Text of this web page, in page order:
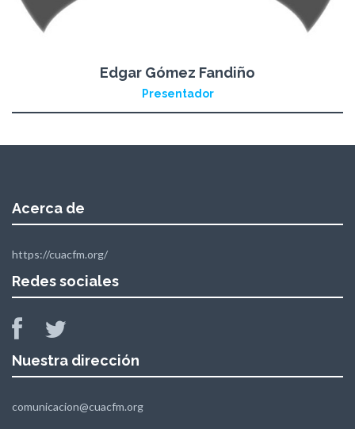
Edgar Gómez Fandiño
Presentador
Acerca de
https://cuacfm.org/
Redes sociales
Nuestra dirección
comunicacion@cuacfm.org